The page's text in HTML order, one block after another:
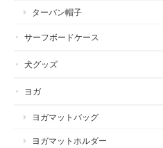
ターバン帽子
サーフボードケース
犬グッズ
ヨガ
ヨガマットバッグ
ヨガマットホルダー